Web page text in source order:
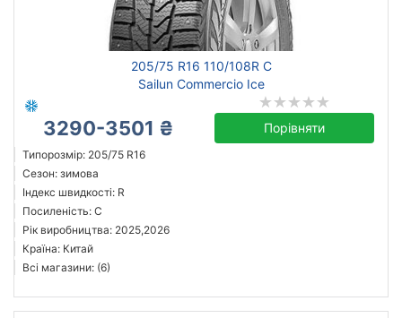
205/75 R16 110/108R C
Sailun Commercio Ice
3290-3501 ₴ Порівняти
Типорозмір: 205/75 R16
Сезон: зимова
Індекс швидкості: R
Посиленість: C
Рік виробництва: 2025,2026
Країна: Китай
Всі магазини: (6)